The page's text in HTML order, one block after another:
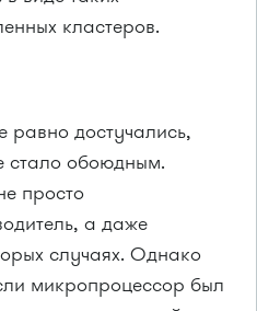
кластеров.
достучались,
стало обоюдным.
просто
а даже
случаях. Однако
микропроцессор был